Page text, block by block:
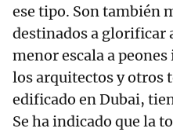
ese tipo. Son también
destinados a glorificar
menor escala a
los arquitectos y otros
edificado en Dubai,
Se ha indicado que la